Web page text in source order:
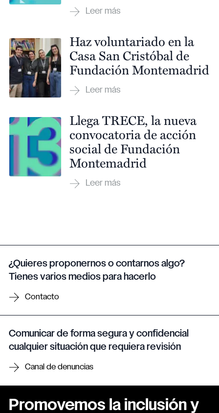
Haz voluntariado en la
Casa San Cristóbal de
Fundación Montemadrid
Llega TRECE, la nueva
convocatoria de acción
social de Fundación
Montemadrid
¿Quieres proponernos o contarnos algo?
Tienes varios medios para hacerlo
Contacto
Comunicar de forma segura y confidencial
cualquier situación que requiera revisión
Canal de denuncias
Promovemos la inclusión y